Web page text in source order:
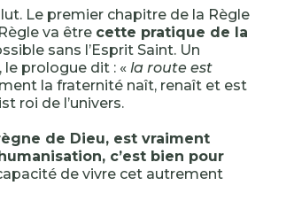
Le premier chapitre de la Règle
va être cette pratique de la
sans l’Esprit Saint. Un
prologue dit : « la route est
la fraternité naît, renaît et est
roi de l’univers.
de Dieu, est vraiment
c’est bien pour
de vivre cet autrement